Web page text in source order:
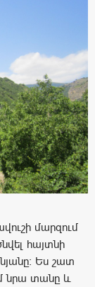
մարզում
հայտնի
Ես շատ
նրա տանը և